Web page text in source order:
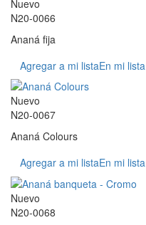
Nuevo
N20-0066
Ananá fija
Agregar a mi listaEn mi lista
Nuevo
N20-0067
Ananá Colours
Agregar a mi listaEn mi lista
Nuevo
N20-0068